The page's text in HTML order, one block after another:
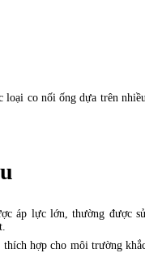
loại co nối ống dựa trên
áp lực lớn, thường được
thích hợp cho môi trường